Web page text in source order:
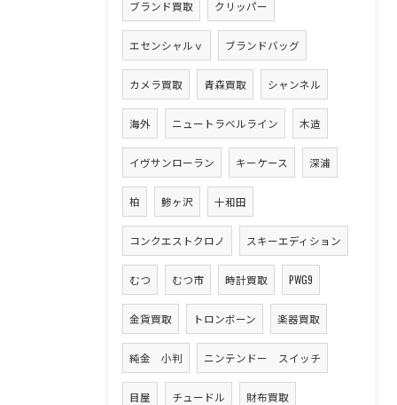
ブランド買取 クリッパー
エセンシャルｖ ブランドバッグ
カメラ買取 青森買取 シャンネル
海外 ニュートラベルライン 木造
イヴサンローラン キーケース 深浦
柏 鯵ヶ沢 十和田
コンクエストクロノ スキーエディション
むつ むつ市 時計買取 PWG9
金貨買取 トロンボーン 楽器買取
純金 小判 ニンテンドー スイッチ
目屋 チュードル 財布買取